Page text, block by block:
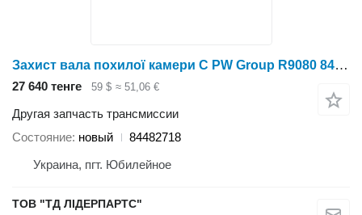
Захист вала похилої камери C PW Group R9080 84482718 для зерноуборочного комбайна
27 640 тенге 59 $ ≈ 51,06 €
Другая запчасть трансмиссии
Состояние новый
84482718
Украина, пгт. Юбилейное
ТОВ "ТД ЛІДЕРПАРТС"